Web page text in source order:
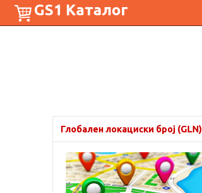
GS1 Каталог
Глобален локациски број (GLN)